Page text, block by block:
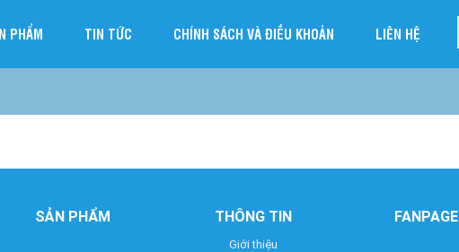
PHẨM TIN TỨC CHÍNH SÁCH VÀ ĐIỀU KHOẢN LIÊN HỆ
SẢN PHẨM THÔNG TIN
Giới thiệu
FANPAGE